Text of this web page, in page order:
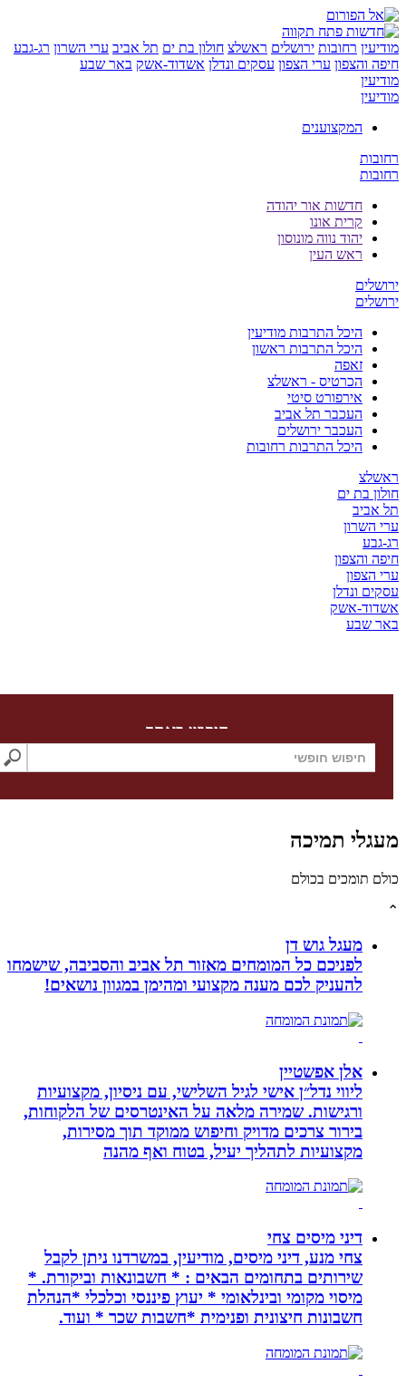
רחובות ירושלים ראשלצ חולון בת ים תל אביב ערי השרון רג-גבע
ערי הצפון עסקים ונדלן אשדוד-אשק באר שבע
המקצוענים
חדשות אור יהודה
קרית אונו
יהוד נווה מונוסון
ראש העין
היכל התרבות מודיעין
היכל התרבות ראשון
זאפה
הכרטיס - ראשלצ
אירפורט סיטי
העכבר תל אביב
העכבר ירושלים
היכל התרבות רחובות
בת ים
ונדלן
אשק
חיפוש באתר
תמיכה
בכולם
מעגל גוש דן
לפניכם כל המומחים מאזור תל אביב והסביבה, שישמחו
להעניק לכם מענה מקצועי ומהימן במגוון נושאים!
אלן אפשטיין
ליווי נדל״ן אישי לגיל השלישי, עם ניסיון, מקצועיות
ורגישות. שמירה מלאה על האינטרסים של הלקוחות,
בירור צרכים מדויק וחיפוש ממוקד תוך מסירות,
מקצועיות לתהליך יעיל, בטוח ואף מהנה
דיני מיסים צחי
צחי מנע, דיני מיסים, מודיעין, במשרדנו ניתן לקבל
שירותים בתחומים הבאים : * חשבונאות וביקורת. *
מיסוי מקומי ובינלאומי * יעוץ פיננסי וכלכלי *הנהלת
חשבונות חיצונית ופנימית *חשבות שכר * ועוד.